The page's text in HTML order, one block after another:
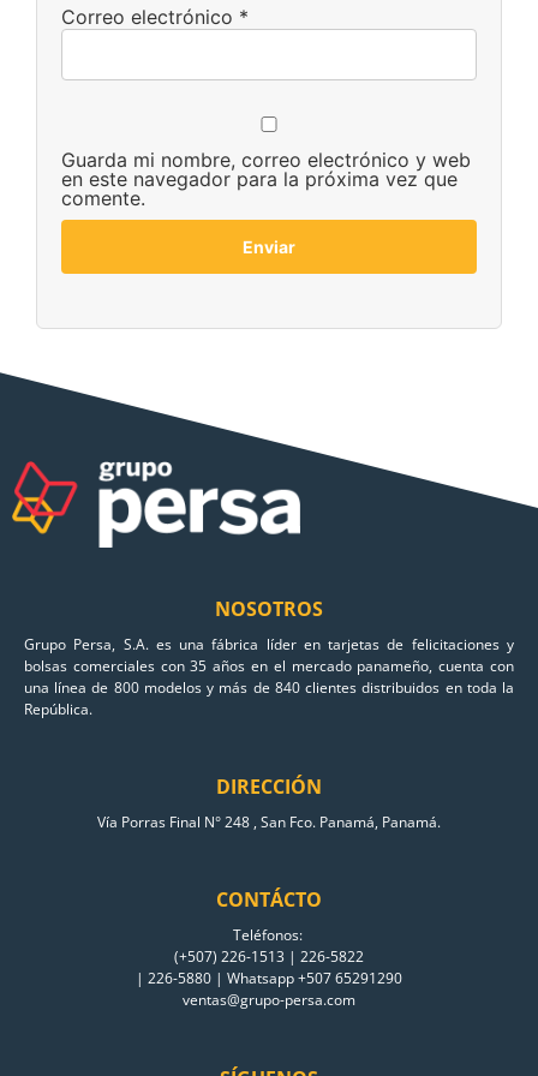
Correo electrónico *
Guarda mi nombre, correo electrónico y web
en este navegador para la próxima vez que
comente.
NOSOTROS
Grupo Persa, S.A. es una fábrica líder en tarjetas de felicitaciones y
bolsas comerciales con 35 años en el mercado panameño, cuenta con
una línea de 800 modelos y más de 840 clientes distribuidos en toda la
República.
DIRECCIÓN
Vía Porras Final N° 248 , San Fco. Panamá, Panamá.
CONTÁCTO
Teléfonos:
(+507) 226-1513 | 226-5822
| 226-5880 | Whatsapp +507 65291290
ventas@grupo-persa.com